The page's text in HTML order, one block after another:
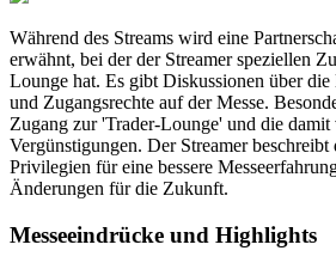
Während des Streams wird eine
erwähnt, bei der der Streamer speziellen
Lounge hat. Es gibt Diskussionen über die
und Zugangsrechte auf der Messe.
Zugang zur 'Trader-Lounge' und die damit
Vergünstigungen. Der Streamer
Privilegien für eine bessere
Änderungen für die Zukunft.
Messeeindrücke und Highlights